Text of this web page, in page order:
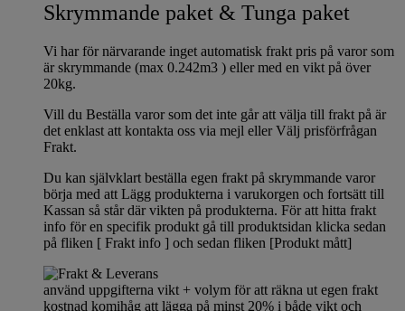
Skrymmande paket & Tunga paket
Vi har för närvarande inget automatisk frakt pris på varor som
är skrymmande (max 0.242m3 ) eller med en vikt på över
20kg.
Vill du Beställa varor som det inte går att välja till frakt på är
det enklast att kontakta oss via mejl eller Välj prisförfrågan
Frakt.
Du kan självklart beställa egen frakt på skrymmande varor
börja med att Lägg produkterna i varukorgen och fortsätt till
Kassan så står där vikten på produkterna. För att hitta frakt
info för en specifik produkt gå till produktsidan klicka sedan
på fliken [ Frakt info ] och sedan fliken [Produkt mått]
använd uppgifterna vikt + volym för att räkna ut egen frakt
kostnad komihåg att lägga på minst 20% i både vikt och